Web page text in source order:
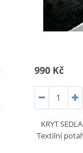
990 Kč
KRYT
Textilní